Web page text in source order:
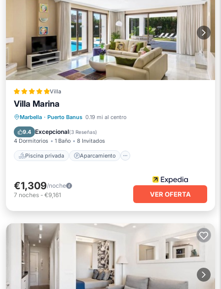
Villa
Villa Marina
Marbella · Puerto Banus 0.19 mi al centro
9.4 Excepcional(3 Reseñas)
4 Dormitorios 1 Baño 8 Invitados
Piscina privada Aparcamiento
Piscina privada
Aparcamiento
Piscina
Vista al mar
€1,309/noche
7 noches - €9,161 VER OFERTA